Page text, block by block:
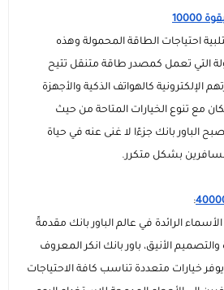
احتياجات الطاقة المحمولة وهذه
التي تعمل كمصدر طاقة متنقل تتيح
كالهواتف الذكية والأجهزة
مع تنوع الخيارات المتاحة من حيث
الباور بانك جزءًا لا غنى عنه في حياة
بشكل متكرر.
:
الرائدة في عالم الباور بانك مقدمةً
الأنيق، باور بانك انكر المعروف
يوفر خيارات متعددة تناسب كافة الاحتياجات